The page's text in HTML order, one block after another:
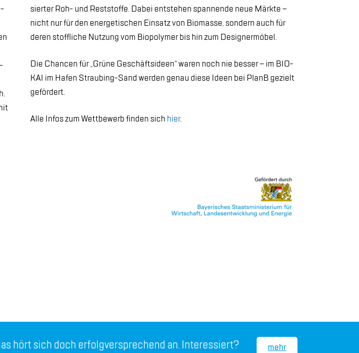
sier­ter Roh- und Rest­stof­fe. Da­bei ent­ste­hen span­nen­de neue Märk­te –
nicht nur für den en­er­ge­ti­schen Ein­satz von Bio­mas­se, son­dern auch für
de­ren stoff­li­che Nut­zung vom Bio­po­ly­mer bis hin zum De­si­gner­mö­bel.
Die Chan­cen für „Grü­ne Ge­schäfts­ide­en“ wa­ren noch nie bes­ser – im BIO-
KAI im Ha­fen Strau­bing-Sand wer­den ge­nau die­se Ide­en bei PlanB ge­zielt
ge­för­dert.
Alle In­fos zum Wett­be­werb fin­den sich hier.
hört sich doch er­folg­ver­spre­chend an. In­ter­es­siert?
mehr